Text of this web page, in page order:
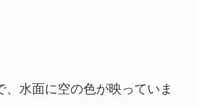
、水面に空の色が映っていま